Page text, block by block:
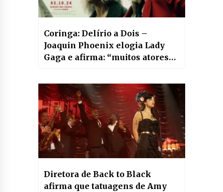
Coringa: Delírio a Dois –
Joaquin Phoenix elogia Lady
Gaga e afirma: “muitos atores
Diretora de Back to Black
afirma que tatuagens de Amy